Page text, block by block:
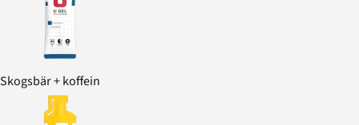
Skogsbär + koffein